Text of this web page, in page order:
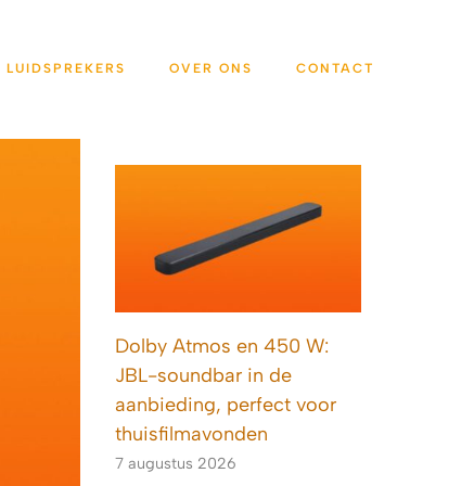
LUIDSPREKERS OVER ONS CONTACT
Dolby Atmos en 450 W:
JBL-soundbar in de
aanbieding, perfect voor
thuisfilmavonden
7 augustus 2026